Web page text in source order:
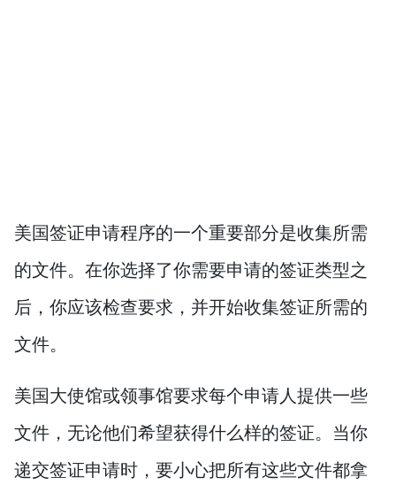
美国签证申请程序的一个重要部分是收集所需
的文件。在你选择了你需要申请的签证类型之
后，你应该检查要求，并开始收集签证所需的
文件。
美国大使馆或领事馆要求每个申请人提供一些
文件，无论他们希望获得什么样的签证。当你
递交签证申请时，要小心把所有这些文件都拿